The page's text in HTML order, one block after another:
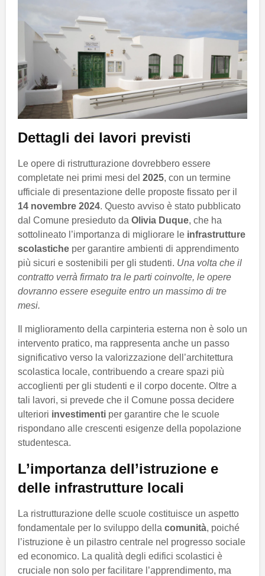
Dettagli dei lavori previsti
Le opere di ristrutturazione dovrebbero essere
completate nei primi mesi del 2025, con un termine
ufficiale di presentazione delle proposte fissato per il
14 novembre 2024. Questo avviso è stato pubblicato
dal Comune presieduto da Olivia Duque, che ha
sottolineato l’importanza di migliorare le infrastrutture
scolastiche per garantire ambienti di apprendimento
più sicuri e sostenibili per gli studenti. Una volta che il
contratto verrà firmato tra le parti coinvolte, le opere
dovranno essere eseguite entro un massimo di tre
mesi.
Il miglioramento della carpinteria esterna non è solo un
intervento pratico, ma rappresenta anche un passo
significativo verso la valorizzazione dell’architettura
scolastica locale, contribuendo a creare spazi più
accoglienti per gli studenti e il corpo docente. Oltre a
tali lavori, si prevede che il Comune possa decidere
ulteriori investimenti per garantire che le scuole
rispondano alle crescenti esigenze della popolazione
studentesca.
L’importanza dell’istruzione e
delle infrastrutture locali
La ristrutturazione delle scuole costituisce un aspetto
fondamentale per lo sviluppo della comunità, poiché
l’istruzione è un pilastro centrale nel progresso sociale
ed economico. La qualità degli edifici scolastici è
cruciale non solo per facilitare l’apprendimento, ma